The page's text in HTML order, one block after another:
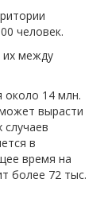
человек.
между
около 14 млн.
вырасти
в
время на
более 72 тыс.